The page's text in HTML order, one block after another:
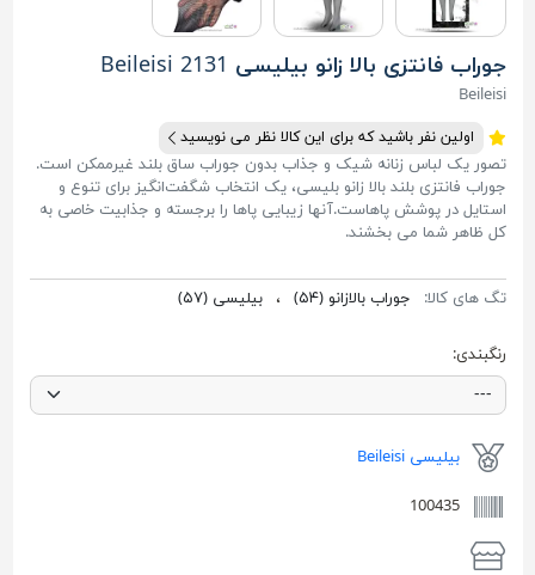
جوراب فانتزی بالا زانو بیلیسی Beileisi 2131
Beileisi
اولین نفر باشید که برای این کالا نظر می نویسید
تصور یک لباس زنانه شیک و جذاب بدون جوراب ساق بلند غیرممکن است.
جوراب فانتزی بلند بالا زانو بلیسی، یک انتخاب شگفت‌انگیز برای تنوع و
استایل در پوشش پاهاست.آنها زیبایی پاها را برجسته و جذابیت خاصی به
کل ظاهر شما می بخشند.
تگ های کالا: جوراب بالازانو(۵۴) ، بیلیسی(۵۷)
رنگبندی:
بیلیسی Beileisi
100435